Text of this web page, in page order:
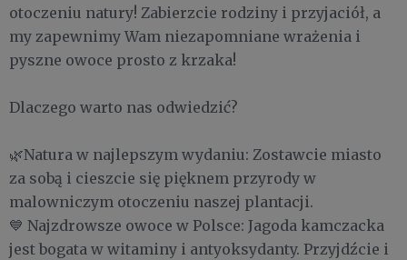
otoczeniu natury! Zabierzcie rodziny i przyjaciół, a
my zapewnimy Wam niezapomniane wrażenia i
pyszne owoce prosto z krzaka!
Dlaczego warto nas odwiedzić?
🌿Natura w najlepszym wydaniu: Zostawcie miasto
za sobą i cieszcie się pięknem przyrody w
malowniczym otoczeniu naszej plantacji.
💙 Najzdrowsze owoce w Polsce: Jagoda kamczacka
jest bogata w witaminy i antyoksydanty. Przyjdźcie i